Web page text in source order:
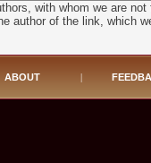
with whom we are
author of the link, which
ABOUT